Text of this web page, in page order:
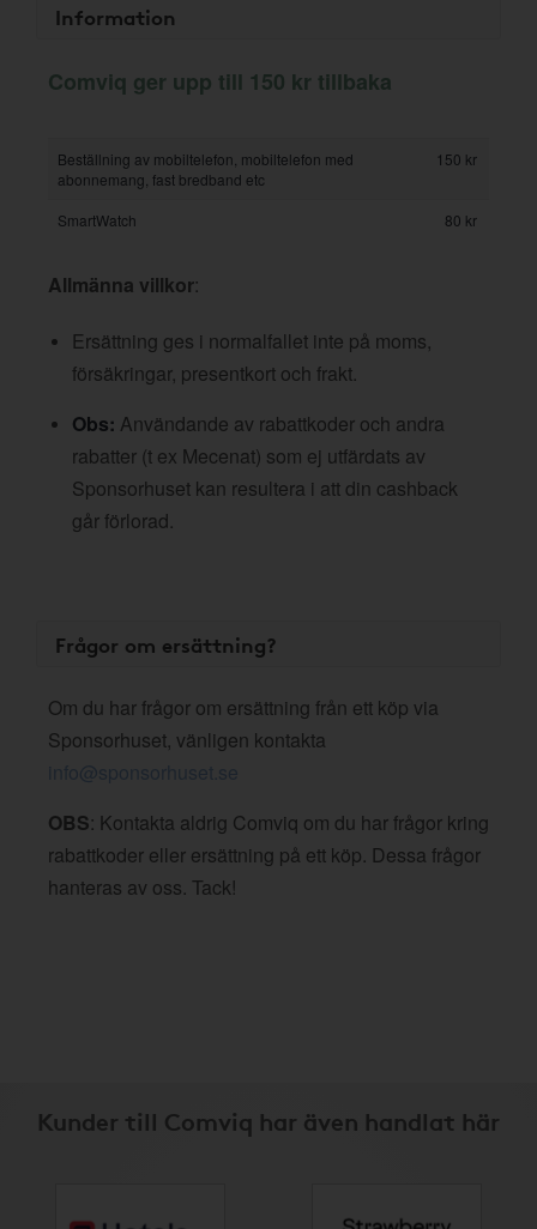
Information
Comviq ger upp till 150 kr tillbaka
Beställning av mobiltelefon, mobiltelefon med
abonnemang, fast bredband etc
150 kr
SmartWatch 80 kr
Allmänna villkor:
Ersättning ges i normalfallet inte på moms,
försäkringar, presentkort och frakt.
Obs: Användande av rabattkoder och andra
rabatter (t ex Mecenat) som ej utfärdats av
Sponsorhuset kan resultera i att din cashback
går förlorad.
Frågor om ersättning?
Om du har frågor om ersättning från ett köp via
Sponsorhuset, vänligen kontakta
info@sponsorhuset.se
OBS: Kontakta aldrig Comviq om du har frågor kring
rabattkoder eller ersättning på ett köp. Dessa frågor
hanteras av oss. Tack!
Kunder till Comviq har även handlat här